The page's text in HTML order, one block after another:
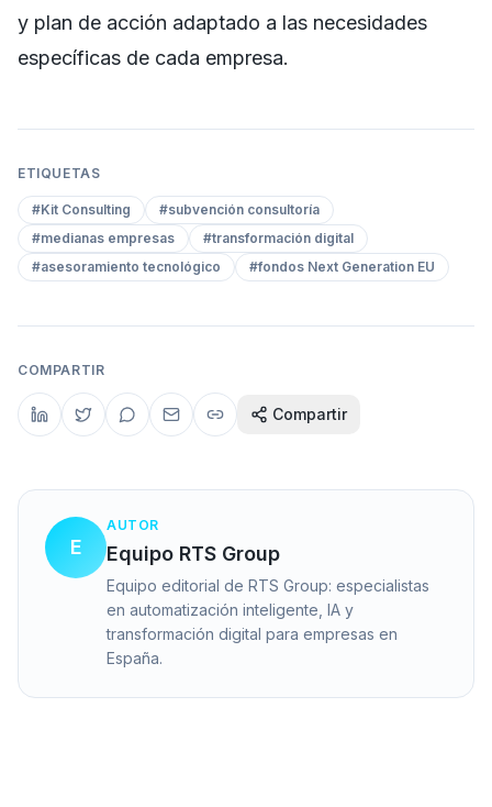
y plan de acción adaptado a las necesidades
específicas de cada empresa.
ETIQUETAS
#Kit Consulting #subvención consultoría
#medianas empresas #transformación digital
#asesoramiento tecnológico #fondos Next Generation EU
COMPARTIR
Compartir
E
AUTOR
Equipo RTS Group
Equipo editorial de RTS Group: especialistas
en automatización inteligente, IA y
transformación digital para empresas en
España.